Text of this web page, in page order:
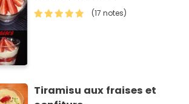
(17 notes)
Tiramisu aux fraises et